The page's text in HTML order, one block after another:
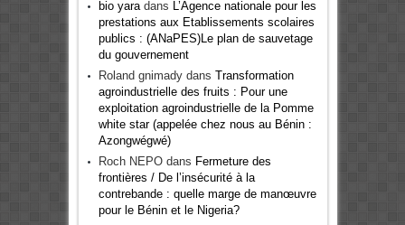
bio yaradans L’Agence nationale pour les
prestations aux Etablissements scolaires
publics : (ANaPES)Le plan de sauvetage
du gouvernement
Roland gnimadydans Transformation
agroindustrielle des fruits : Pour une
exploitation agroindustrielle de la Pomme
white star (appelée chez nous au Bénin :
Azongwégwé)
Roch NEPOdans Fermeture des
frontières / De l’insécurité à la
contrebande : quelle marge de manœuvre
pour le Bénin et le Nigeria?